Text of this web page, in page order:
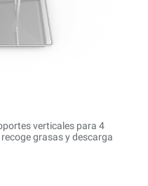
verticales para 4
grasas y descarga